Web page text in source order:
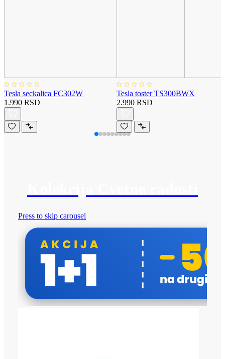
Tesla seckalica FC302W
1.990 RSD
Tesla toster TS300BWX
2.990 RSD
Press to skip carousel